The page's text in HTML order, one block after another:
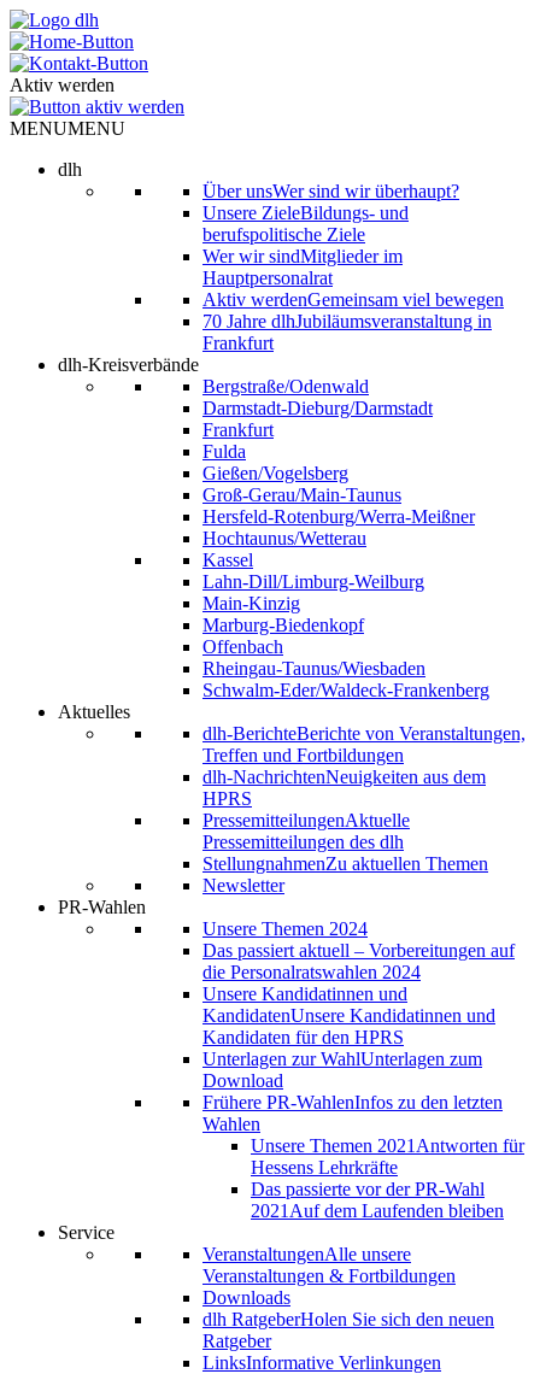
Skip
to
content
Aktiv werden
MENUMENU
dlh
Über unsWer sind wir überhaupt?
Unsere ZieleBildungs- und
berufspolitische Ziele
Wer wir sindMitglieder im
Hauptpersonalrat
Aktiv werdenGemeinsam viel bewegen
70 Jahre dlhJubiläumsveranstaltung in
Frankfurt
dlh-Kreisverbände
Bergstraße/Odenwald
Darmstadt-Dieburg/Darmstadt
Frankfurt
Fulda
Gießen/Vogelsberg
Groß-Gerau/Main-Taunus
Hersfeld-Rotenburg/Werra-Meißner
Hochtaunus/Wetterau
Kassel
Lahn-Dill/Limburg-Weilburg
Main-Kinzig
Marburg-Biedenkopf
Offenbach
Rheingau-Taunus/Wiesbaden
Schwalm-Eder/Waldeck-Frankenberg
Aktuelles
dlh-BerichteBerichte von Veranstaltungen,
Treffen und Fortbildungen
dlh-NachrichtenNeuigkeiten aus dem
HPRS
PressemitteilungenAktuelle
Pressemitteilungen des dlh
StellungnahmenZu aktuellen Themen
Newsletter
PR-Wahlen
Unsere Themen 2024
Das passiert aktuell – Vorbereitungen auf
die Personalratswahlen 2024
Unsere Kandidatinnen und
KandidatenUnsere Kandidatinnen und
Kandidaten für den HPRS
Unterlagen zur WahlUnterlagen zum
Download
Frühere PR-WahlenInfos zu den letzten
Wahlen
Unsere Themen 2021 Antworten für
Hessens Lehrkräfte
Das passierte vor der PR-Wahl
2021 Auf dem Laufenden bleiben
Service
VeranstaltungenAlle unsere
Veranstaltungen & Fortbildungen
Downloads
dlh RatgeberHolen Sie sich den neuen
Ratgeber
LinksInformative Verlinkungen